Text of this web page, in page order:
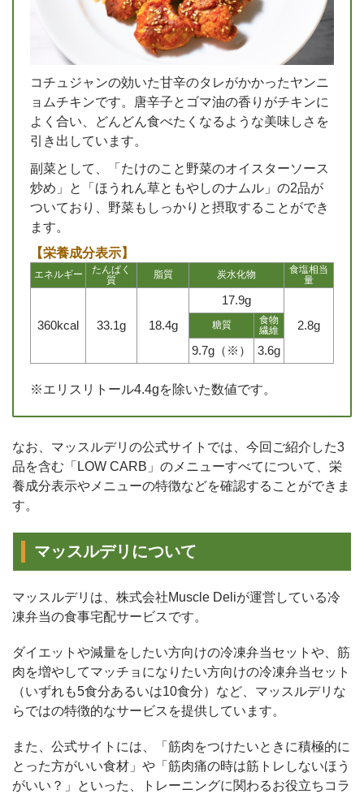
コチュジャンの効いた甘辛のタレがかかったヤンニ
ョムチキンです。唐辛子とゴマ油の香りがチキンに
よく合い、どんどん食べたくなるような美味しさを
引き出しています。
副菜として、「たけのこと野菜のオイスターソース
炒め」と「ほうれん草ともやしのナムル」の2品が
ついており、野菜もしっかりと摂取することができ
ます。
【栄養成分表示】
エネルギー
たんぱく
質
脂質 炭水化物
食塩相当
量
360kcal 33.1g 18.4g
17.9g
2.8g
糖質
食物
繊維
9.7g（※） 3.6g
※エリスリトール4.4gを除いた数値です。
なお、マッスルデリの公式サイトでは、今回ご紹介した3
品を含む「LOW CARB」のメニューすべてについて、栄
養成分表示やメニューの特徴などを確認することができま
す。
マッスルデリについて
マッスルデリは、株式会社Muscle Deliが運営している冷
凍弁当の食事宅配サービスです。
ダイエットや減量をしたい方向けの冷凍弁当セットや、筋
肉を増やしてマッチョになりたい方向けの冷凍弁当セット
（いずれも5食分あるいは10食分）など、マッスルデリな
らではの特徴的なサービスを提供しています。
また、公式サイトには、「筋肉をつけたいときに積極的に
とった方がいい食材」や「筋肉痛の時は筋トレしないほう
がいい？」といった、トレーニングに関わるお役立ちコラ